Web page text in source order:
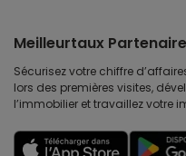
Meilleurtaux
Sécurisez votre chiffre
lors des premières visites,
l’immobilier et travaillez votre